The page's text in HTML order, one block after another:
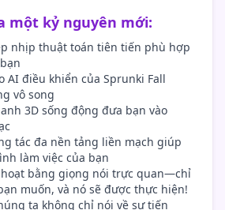
một kỷ nguyên mới:
nhịp thuật toán tiên tiến phù hợp
AI điều khiển của Sprunki Fall
vô song
3D sống động đưa bạn vào
tác đa nền tảng liền mạch giúp
làm việc của bạn
bằng giọng nói trực quan—chỉ
muốn, và nó sẽ được thực hiện!
ta không chỉ nói về sự tiến